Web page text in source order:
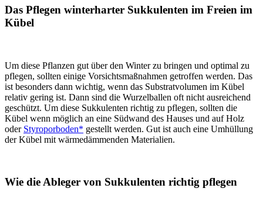
Das Pflegen winterharter Sukkulenten im Freien im
Kübel
Um diese Pflanzen gut über den Winter zu bringen und optimal zu
pflegen, sollten einige Vorsichtsmaßnahmen getroffen werden. Das
ist besonders dann wichtig, wenn das Substratvolumen im Kübel
relativ gering ist. Dann sind die Wurzelballen oft nicht ausreichend
geschützt. Um diese Sukkulenten richtig zu pflegen, sollten die
Kübel wenn möglich an eine Südwand des Hauses und auf Holz
oder Styroporboden* gestellt werden. Gut ist auch eine Umhüllung
der Kübel mit wärmedämmenden Materialien.
Wie die Ableger von Sukkulenten richtig pflegen